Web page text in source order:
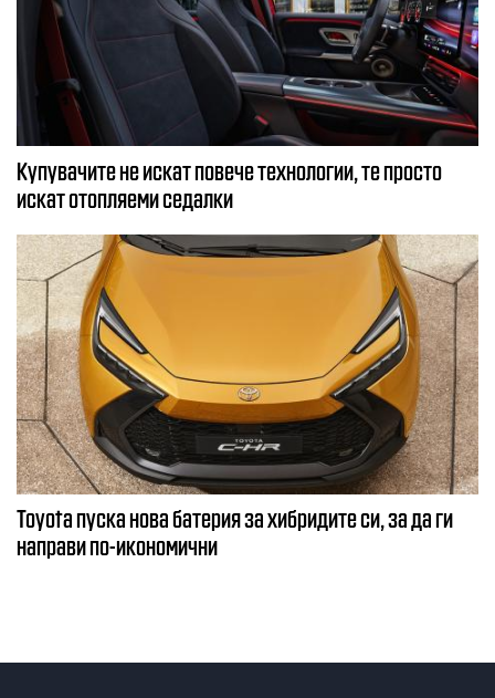
Купувачите не искат повече технологии, те просто
искат отопляеми седалки
Toyota пуска нова батерия за хибридите си, за да ги
направи по-икономични